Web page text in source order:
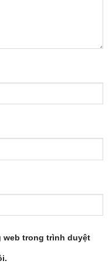
web trong trình duyệt